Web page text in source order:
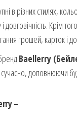
в різних стилях,
довговічність. Крім
грошей, карток і
Baellerry
доповнюючи
–